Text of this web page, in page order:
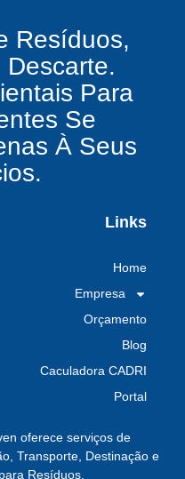
esperando para
de resíduos
garantir segurança
de resíduos
ambiente e
de gestão de
para sua
de
especializada é
oferece serviços de
Transporte, Destinação e
Resíduos.
Resíduos,
Para
Se
À Seus
Links
Home
Empresa
Orçamento
Blog
Caculadora CADRI
Portal